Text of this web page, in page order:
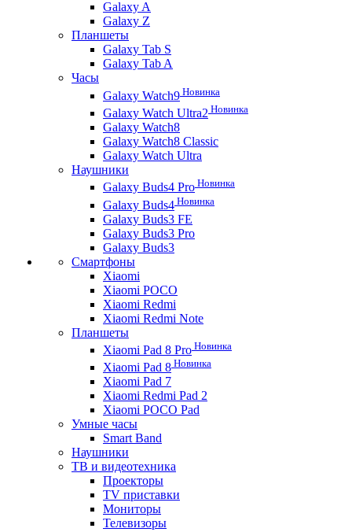
Galaxy A
Galaxy Z
Планшеты
Galaxy Tab S
Galaxy Tab A
Часы
Galaxy Watch9 Новинка
Galaxy Watch Ultra2 Новинка
Galaxy Watch8
Galaxy Watch8 Classic
Galaxy Watch Ultra
Наушники
Galaxy Buds4 Pro Новинка
Galaxy Buds4 Новинка
Galaxy Buds3 FE
Galaxy Buds3 Pro
Galaxy Buds3
Смартфоны
Xiaomi
Xiaomi POCO
Xiaomi Redmi
Xiaomi Redmi Note
Планшеты
Xiaomi Pad 8 Pro Новинка
Xiaomi Pad 8 Новинка
Xiaomi Pad 7
Xiaomi Redmi Pad 2
Xiaomi POCO Pad
Умные часы
Smart Band
Наушники
ТВ и видеотехника
Проекторы
TV приставки
Мониторы
Телевизоры